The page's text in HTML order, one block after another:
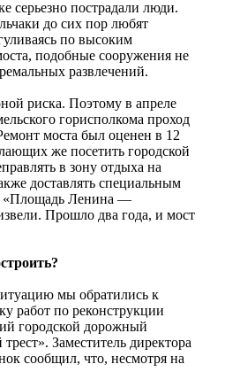
серьезно пострадали люди.
до сих пор любят
по высоким
подобные сооружения не
развлечений.
риска. Поэтому в апреле
горисполкома проход
моста был оценен в 12
же посетить городской
в зону отдыха на
доставлять специальным
«Площадь Ленина —
Прошло два года, и мост
мы обратились к
работ по реконструкции
городской дорожный
Заместитель директора
сообщил, что, несмотря на